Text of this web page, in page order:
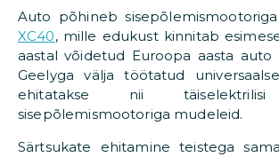
Auto põhineb sisepõlemismootoriga
XC40, mille edukust kinnitab
aastal võidetud Euroopa aasta auto
Geelyga välja töötatud
ehitatakse nii
sisepõlemismootoriga mudeleid.
Särtsukate ehitamine teistega